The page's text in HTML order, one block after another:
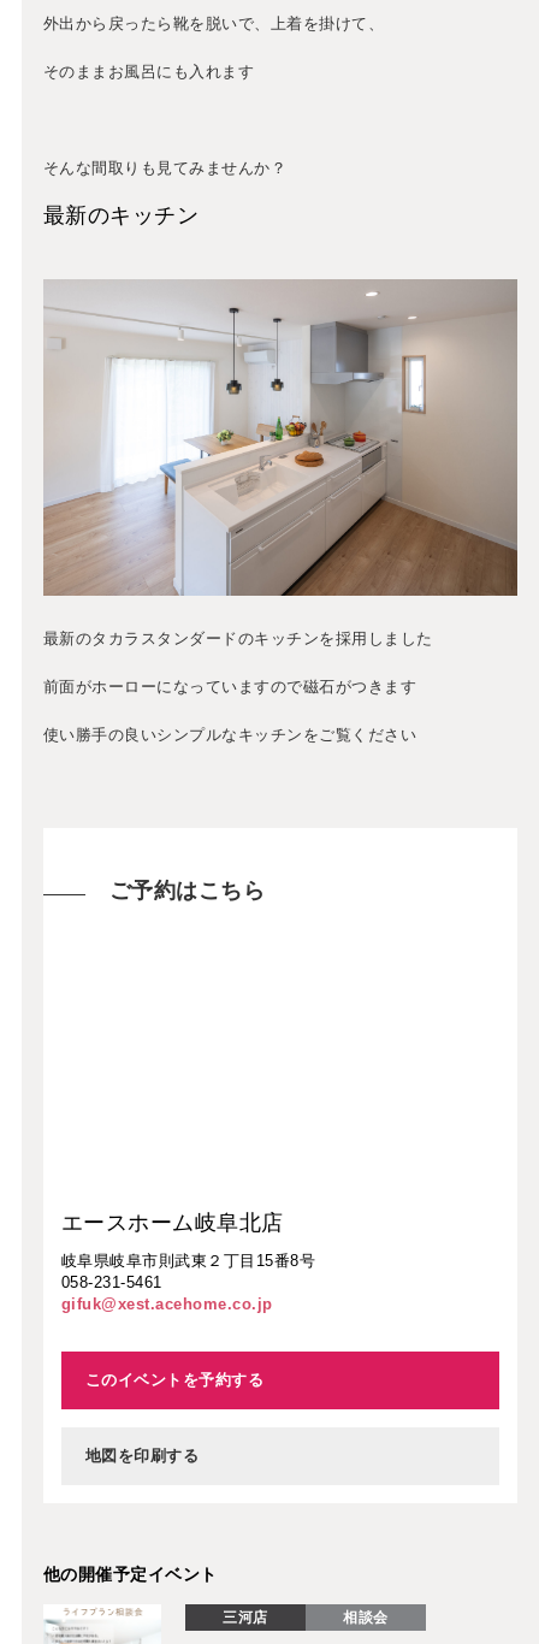
外出から戻ったら靴を脱いで、上着を掛けて、
そのままお風呂にも入れます
そんな間取りも見てみませんか？
最新のキッチン
最新のタカラスタンダードのキッチンを採用しました
前面がホーローになっていますので磁石がつきます
使い勝手の良いシンプルなキッチンをご覧ください
ご予約はこちら
エースホーム岐阜北店
岐阜県岐阜市則武東２丁目15番8号
058-231-5461
gifuk@xest.acehome.co.jp
このイベントを予約する
地図を印刷する
他の開催予定イベント
三河店 相談会